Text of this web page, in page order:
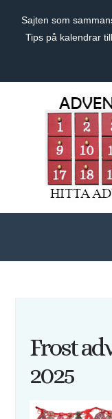
Sajten som
Tips på kalendrar
Frost
2025